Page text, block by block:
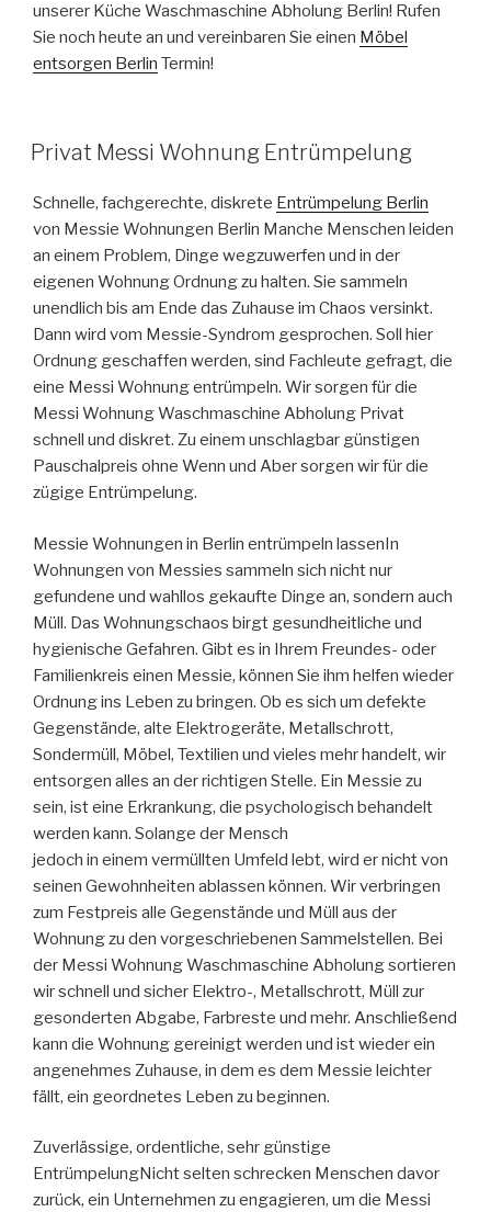
unserer Küche Waschmaschine Abholung Berlin! Rufen
Sie noch heute an und vereinbaren Sie einen Möbel
entsorgen Berlin Termin!
VERÖFFENTLICHT
AM
Privat Messi Wohnung Entrümpelung
Schnelle, fachgerechte, diskrete Entrümpelung Berlin
von Messie Wohnungen Berlin Manche Menschen leiden
an einem Problem, Dinge wegzuwerfen und in der
eigenen Wohnung Ordnung zu halten. Sie sammeln
unendlich bis am Ende das Zuhause im Chaos versinkt.
Dann wird vom Messie-Syndrom gesprochen. Soll hier
Ordnung geschaffen werden, sind Fachleute gefragt, die
eine Messi Wohnung entrümpeln. Wir sorgen für die
Messi Wohnung Waschmaschine Abholung Privat
schnell und diskret. Zu einem unschlagbar günstigen
Pauschalpreis ohne Wenn und Aber sorgen wir für die
zügige Entrümpelung.
Messie Wohnungen in Berlin entrümpeln lassenIn
Wohnungen von Messies sammeln sich nicht nur
gefundene und wahllos gekaufte Dinge an, sondern auch
Müll. Das Wohnungschaos birgt gesundheitliche und
hygienische Gefahren. Gibt es in Ihrem Freundes- oder
Familienkreis einen Messie, können Sie ihm helfen wieder
Ordnung ins Leben zu bringen. Ob es sich um defekte
Gegenstände, alte Elektrogeräte, Metallschrott,
Sondermüll, Möbel, Textilien und vieles mehr handelt, wir
entsorgen alles an der richtigen Stelle. Ein Messie zu
sein, ist eine Erkrankung, die psychologisch behandelt
werden kann. Solange der Mensch
jedoch in einem vermüllten Umfeld lebt, wird er nicht von
seinen Gewohnheiten ablassen können. Wir verbringen
zum Festpreis alle Gegenstände und Müll aus der
Wohnung zu den vorgeschriebenen Sammelstellen. Bei
der Messi Wohnung Waschmaschine Abholung sortieren
wir schnell und sicher Elektro-, Metallschrott, Müll zur
gesonderten Abgabe, Farbreste und mehr. Anschließend
kann die Wohnung gereinigt werden und ist wieder ein
angenehmes Zuhause, in dem es dem Messie leichter
fällt, ein geordnetes Leben zu beginnen.
Zuverlässige, ordentliche, sehr günstige
EntrümpelungNicht selten schrecken Menschen davor
zurück, ein Unternehmen zu engagieren, um die Messi